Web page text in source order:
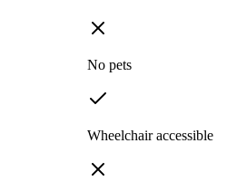
No pets
Wheelchair accessible